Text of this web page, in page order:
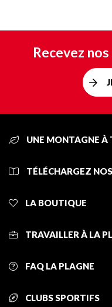
Recevez
UNE MONTAGNE À
TÉLÉCHARGEZ
LA BOUTIQUE
TRAVAILLER À LA
FAQ LA PLAGNE
CLUBS SPORTIFS